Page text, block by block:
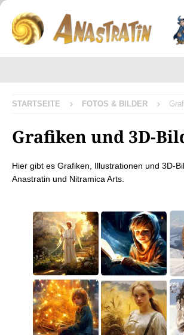
STARTSEITE FOTOS & BILDER
Grafiken und 3D-
Hier gibt es Grafiken, Illustrationen und 3D-
Anastratin und Nitramica Arts.